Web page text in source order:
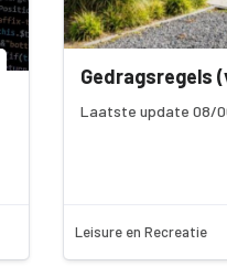
Gedragsregels
Laatste update 08/
Leisure en Recreatie